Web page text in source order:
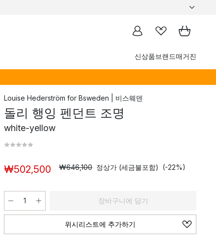
신상품브랜드매거진
Louise Hederström for Bsweden | 비스웨덴
돌리 행잉 펜던트 조명
white-yellow
₩502,500 ₩646,100 정상가 (세금불포함) (-22%)
장바구니에 담기
위시리스트에 추가하기